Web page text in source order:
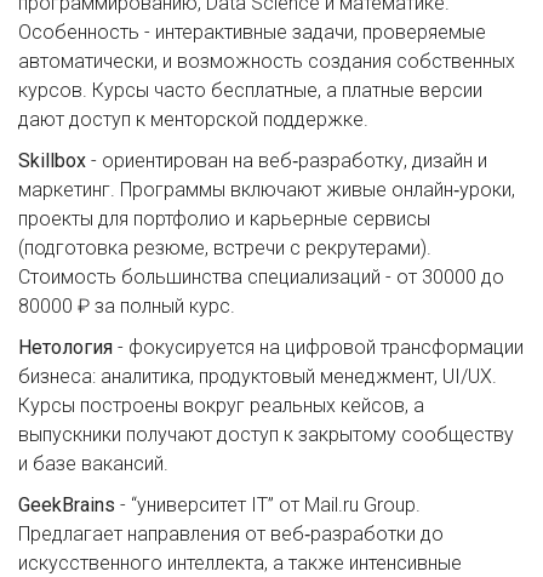
Особенность - интерактивные задачи, проверяемые
автоматически, и возможность создания собственных
курсов. Курсы часто бесплатные, а платные версии
дают доступ к менторской поддержке.
Skillbox - ориентирован на веб‑разработку, дизайн и
маркетинг. Программы включают живые онлайн‑уроки,
проекты для портфолио и карьерные сервисы
(подготовка резюме, встречи с рекрутерами).
Стоимость большинства специализаций - от 30000 до
80000 ₽ за полный курс.
Нетология - фокусируется на цифровой трансформации
бизнеса: аналитика, продуктовый менеджмент, UI/UX.
Курсы построены вокруг реальных кейсов, а
выпускники получают доступ к закрытому сообществу
и базе вакансий.
GeekBrains - “университет IT” от Mail.ru Group.
Предлагает направления от веб‑разработки до
искусственного интеллекта, а также интенсивные